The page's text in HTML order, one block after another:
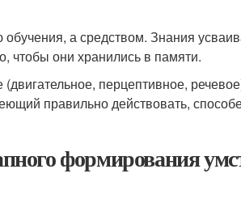
а средством. Знания
чтобы они хранились в памяти.
перцептивное,
правильно действовать,
формирования